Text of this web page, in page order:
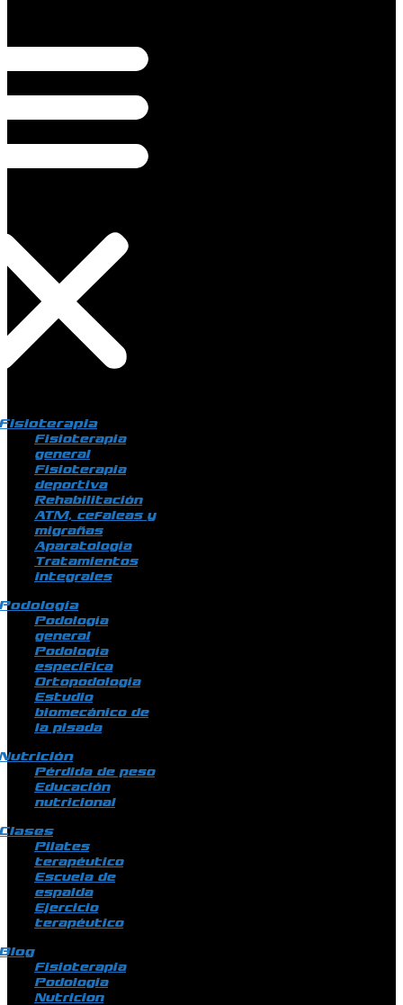
Fisioterapia
general
Fisioterapia
deportiva
Rehabilitación
ATM, cefaleas y
migrañas
Aparatología
Tratamientos
integrales
Podología
general
Podología
específica
Ortopodología
Estudio
biomecánico de
la pisada
Pérdida de peso
Educación
nutricional
Pilates
terapéutico
Escuela de
espalda
Ejercicio
terapéutico
Fisioterapia
Podologia
Nutricion